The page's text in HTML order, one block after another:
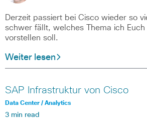
Derzeit passiert bei Cisco wieder so
schwer fällt, welches Thema ich Euch
vorstellen soll.
Weiter lesen
SAP Infrastruktur von Cisco
Data Center / Analytics
3 min read